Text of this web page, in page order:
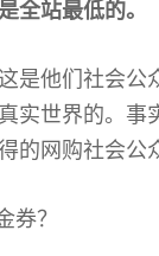
全站最低的。
是他们社会
实世界的。事
的网购社会公
券？